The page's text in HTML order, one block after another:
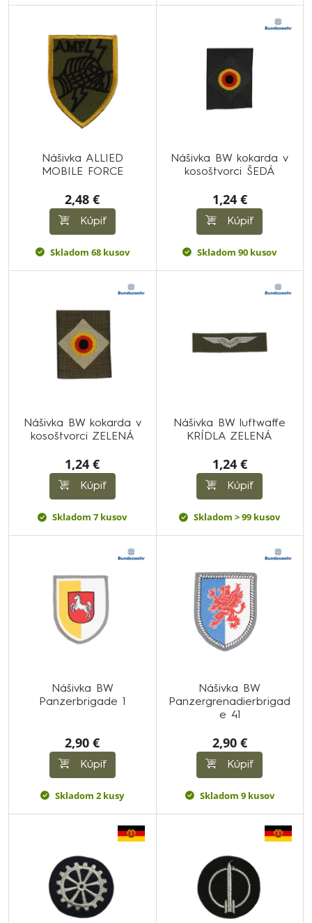
Nášivka ALLIED
MOBILE FORCE
2,48 €
Kúpiť
Skladom 68 kusov
Nášivka BW kokarda v
kosoštvorci ŠEDÁ
1,24 €
Kúpiť
Skladom 90 kusov
Nášivka BW kokarda v
kosoštvorci ZELENÁ
1,24 €
Kúpiť
Skladom 7 kusov
Nášivka BW luftwaffe
KRÍDLA ZELENÁ
1,24 €
Kúpiť
Skladom > 99 kusov
Nášivka BW
Panzerbrigade 1
2,90 €
Kúpiť
Skladom 2 kusy
Nášivka BW
Panzergrenadierbrigad
e 41
2,90 €
Kúpiť
Skladom 9 kusov